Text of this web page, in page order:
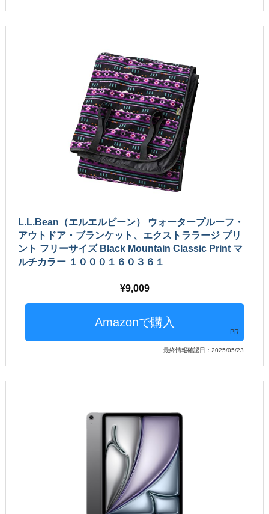
L.L.Bean（エルエルビーン） ウォータープルーフ・
アウトドア・ブランケット、エクストララージ プリ
ント フリーサイズ Black Mountain Classic Print マ
ルチカラー １０００１６０３６１
9,009
PR
最終情報確認日：2025/05/23